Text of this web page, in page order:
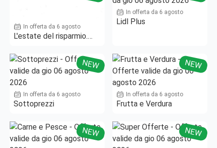
In offerta da 6 agosto
L'estate del risparmio.
In offerta da 6 agosto
Lidl Plus
NEW
In offerta da 6 agosto
Sottoprezzi
NEW
In offerta da 6 agosto
Frutta e Verdura
NEW NEW